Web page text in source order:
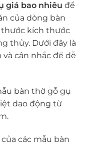
giá bao nhiêu để
của dòng bàn
thước kích thước
thủy. Dưới đây là
cân nhắc để dễ
bàn thờ gỗ gụ
dao động từ
của các mẫu bàn